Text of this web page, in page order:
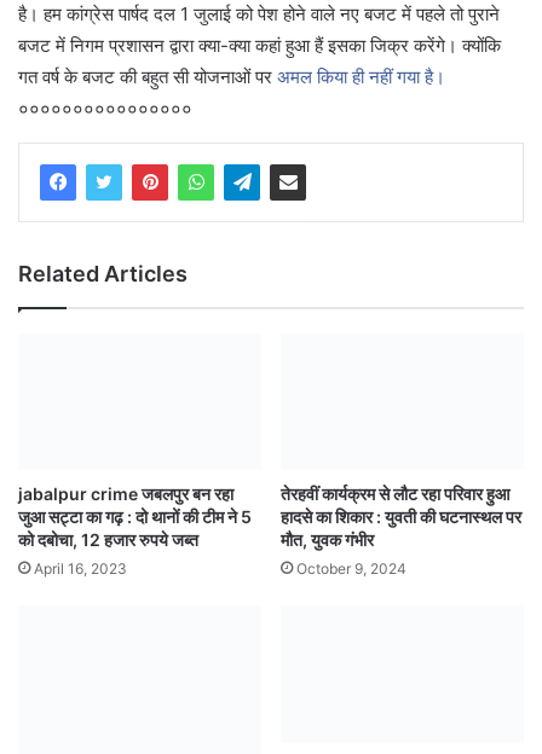
है। हम कांग्रेस पार्षद दल 1 जुलाई को पेश होने वाले नए बजट में पहले तो पुराने
बजट में निगम प्रशासन द्वारा क्या-क्या कहां हुआ हैं इसका जिक्र करेंगे। क्योंकि
गत वर्ष के बजट की बहुत सी योजनाओं पर अमल किया ही नहीं गया है।
००००००००००००००००
Related Articles
jabalpur crime जबलपुर बन रहा
जुआ सट्टा का गढ़ : दो थानों की टीम ने 5
को दबोचा, 12 हजार रुपये जब्त
April 16, 2023
तेरहवीं कार्यक्रम से लौट रहा परिवार हुआ
हादसे का शिकार : युवती की घटनास्थल पर
मौत, युवक गंभीर
October 9, 2024